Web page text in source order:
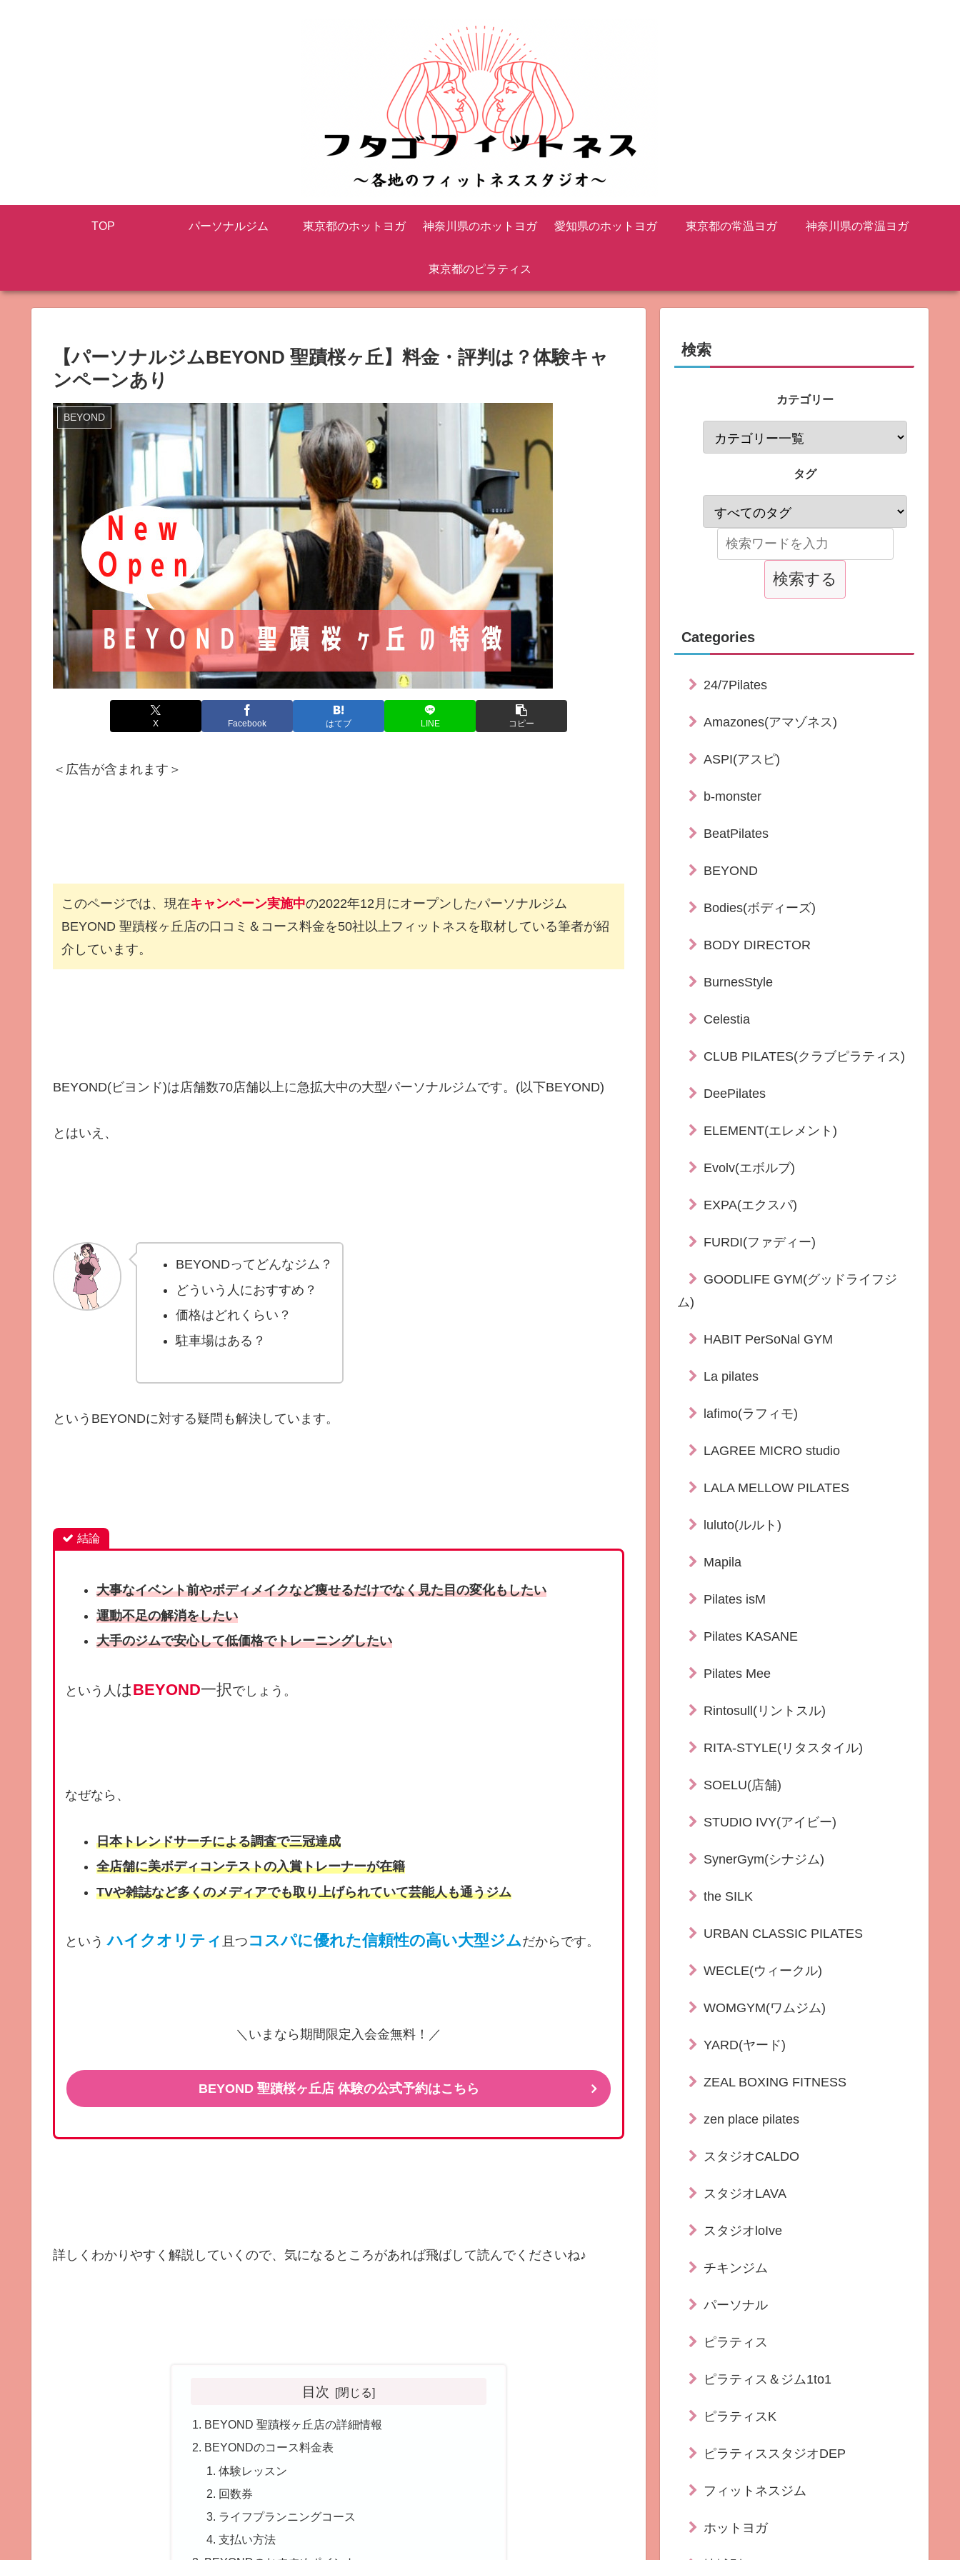
TOP パーソナルジム 東京都のホットヨガ 神奈川県のホットヨガ 愛知県のホットヨガ 東京都の常温ヨガ 神奈川県の常温ヨガ
東京都のピラティス
【パーソナルジムBEYOND 聖蹟桜ヶ丘】料金・評判は？体験キャ
ンペーンあり
BEYOND
X Facebook はてブ LINE コピー
＜広告が含まれます＞
このページでは、現在キャンペーン実施中の2022年12月にオープンしたパーソナルジム
BEYOND 聖蹟桜ヶ丘店の口コミ＆コース料金を50社以上フィットネスを取材している筆者が紹
介しています。
BEYOND(ビヨンド)は店舗数70店舗以上に急拡大中の大型パーソナルジムです。(以下BEYOND)
とはいえ、
BEYONDってどんなジム？
どういう人におすすめ？
価格はどれくらい？
駐車場はある？
というBEYONDに対する疑問も解決しています。
結論
大事なイベント前やボディメイクなど痩せるだけでなく見た目の変化もしたい
運動不足の解消をしたい
大手のジムで安心して低価格でトレーニングしたい
という人 はBEYOND一択でしょう。
なぜなら、
⽇本トレンドサーチによる調査で三冠達成
全店舗に美ボディコンテストの入賞トレーナーが在籍
TVや雑誌など多くのメディアでも取り上げられていて芸能人も通うジム
というハイクオリティ 且つ コスパに優れた信頼性の高い大型ジムだからです。
＼いまなら期間限定入会金無料！／
BEYOND 聖蹟桜ヶ丘店 体験の公式予約はこちら
詳しくわかりやすく解説していくので、気になるところがあれば飛ばして読んでくださいね♪
目次
BEYOND 聖蹟桜ヶ丘店の詳細情報
BEYONDのコース料金表
体験レッスン
回数券
ライフプランニングコース
支払い方法
検索
カテゴリー
タグ
Categories
24/7Pilates
Amazones(アマゾネス)
ASPI(アスピ)
b-monster
BeatPilates
BEYOND
Bodies(ボディーズ)
BODY DIRECTOR
BurnesStyle
Celestia
CLUB PILATES(クラブピラティス)
DeePilates
ELEMENT(エレメント)
Evolv(エボルブ)
EXPA(エクスパ)
FURDI(ファディー)
GOODLIFE GYM(グッドライフジ
ム)
HABIT PerSoNal GYM
La pilates
lafimo(ラフィモ)
LAGREE MICRO studio
LALA MELLOW PILATES
luluto(ルルト)
Mapila
Pilates isM
Pilates KASANE
Pilates Mee
Rintosull(リントスル)
RITA-STYLE(リタスタイル)
SOELU(店舗)
STUDIO IVY(アイビー)
SynerGym(シナジム)
the SILK
URBAN CLASSIC PILATES
WECLE(ウィークル)
WOMGYM(ワムジム)
YARD(ヤード)
ZEAL BOXING FITNESS
zen place pilates
スタジオCALDO
スタジオLAVA
スタジオloIve
チキンジム
パーソナル
ピラティス
ピラティス＆ジム1to1
ピラティスK
ピラティススタジオDEP
フィットネスジム
ホットヨガ